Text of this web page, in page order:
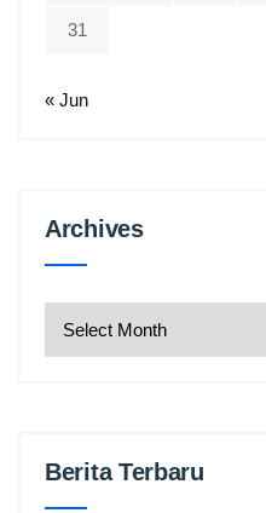
31
« Jun
ArchivesArchives
Berita Terbaru